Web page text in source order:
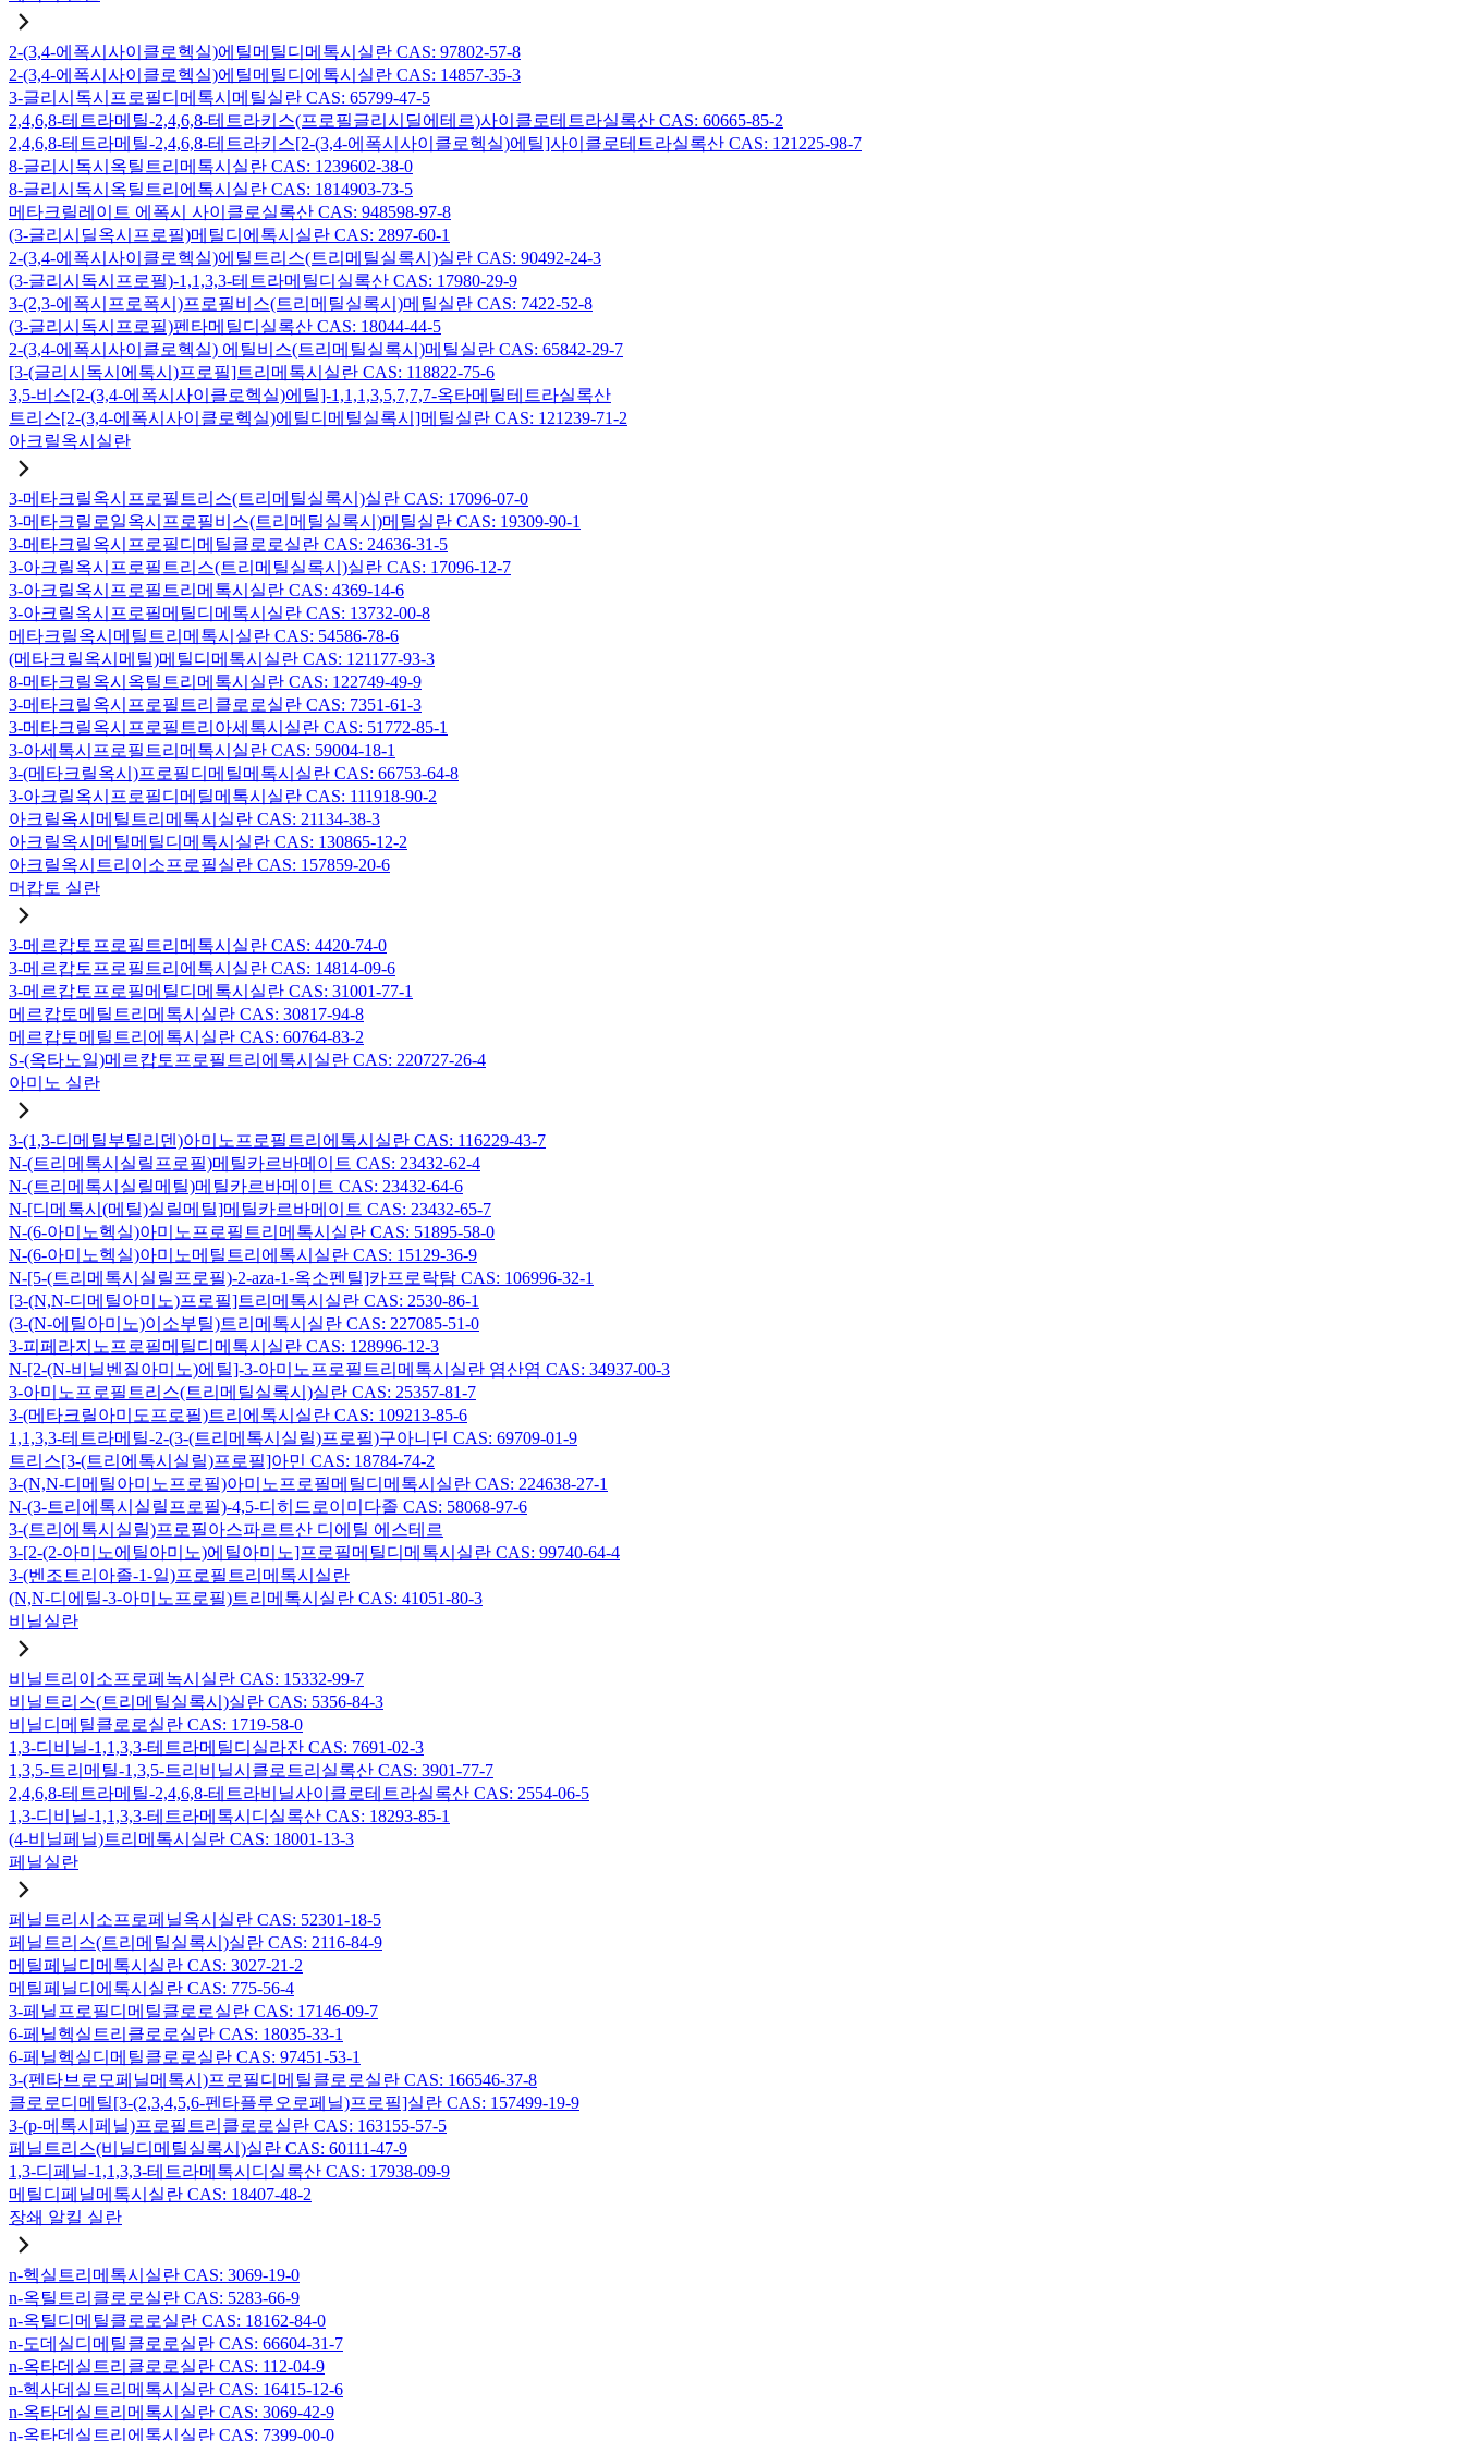
2-(3,4-에폭시사이클로헥실)에틸메틸디메톡시실란 CAS: 97802-57-8
2-(3,4-에폭시사이클로헥실)에틸메틸디에톡시실란 CAS: 14857-35-3
3-글리시독시프로필디메톡시메틸실란 CAS: 65799-47-5
2,4,6,8-테트라메틸-2,4,6,8-테트라키스(프로필글리시딜에테르)사이클로테트라실록산 CAS: 60665-85-2
2,4,6,8-테트라메틸-2,4,6,8-테트라키스[2-(3,4-에폭시사이클로헥실)에틸]사이클로테트라실록산 CAS: 121225-98-7
8-글리시독시옥틸트리메톡시실란 CAS: 1239602-38-0
8-글리시독시옥틸트리에톡시실란 CAS: 1814903-73-5
메타크릴레이트 에폭시 사이클로실록산 CAS: 948598-97-8
(3-글리시딜옥시프로필)메틸디에톡시실란 CAS: 2897-60-1
2-(3,4-에폭시사이클로헥실)에틸트리스(트리메틸실록시)실란 CAS: 90492-24-3
(3-글리시독시프로필)-1,1,3,3-테트라메틸디실록산 CAS: 17980-29-9
3-(2,3-에폭시프로폭시)프로필비스(트리메틸실록시)메틸실란 CAS: 7422-52-8
(3-글리시독시프로필)펜타메틸디실록산 CAS: 18044-44-5
2-(3,4-에폭시사이클로헥실) 에틸비스(트리메틸실록시)메틸실란 CAS: 65842-29-7
[3-(글리시독시에톡시)프로필]트리메톡시실란 CAS: 118822-75-6
3,5-비스[2-(3,4-에폭시사이클로헥실)에틸]-1,1,1,3,5,7,7,7-옥타메틸테트라실록산
트리스[2-(3,4-에폭시사이클로헥실)에틸디메틸실록시]메틸실란 CAS: 121239-71-2
아크릴옥시실란
3-메타크릴옥시프로필트리스(트리메틸실록시)실란 CAS: 17096-07-0
3-메타크릴로일옥시프로필비스(트리메틸실록시)메틸실란 CAS: 19309-90-1
3-메타크릴옥시프로필디메틸클로로실란 CAS: 24636-31-5
3-아크릴옥시프로필트리스(트리메틸실록시)실란 CAS: 17096-12-7
3-아크릴옥시프로필트리메톡시실란 CAS: 4369-14-6
3-아크릴옥시프로필메틸디메톡시실란 CAS: 13732-00-8
메타크릴옥시메틸트리메톡시실란 CAS: 54586-78-6
(메타크릴옥시메틸)메틸디메톡시실란 CAS: 121177-93-3
8-메타크릴옥시옥틸트리메톡시실란 CAS: 122749-49-9
3-메타크릴옥시프로필트리클로로실란 CAS: 7351-61-3
3-메타크릴옥시프로필트리아세톡시실란 CAS: 51772-85-1
3-아세톡시프로필트리메톡시실란 CAS: 59004-18-1
3-(메타크릴옥시)프로필디메틸메톡시실란 CAS: 66753-64-8
3-아크릴옥시프로필디메틸메톡시실란 CAS: 111918-90-2
아크릴옥시메틸트리메톡시실란 CAS: 21134-38-3
아크릴옥시메틸메틸디메톡시실란 CAS: 130865-12-2
아크릴옥시트리이소프로필실란 CAS: 157859-20-6
머캅토 실란
3-메르캅토프로필트리메톡시실란 CAS: 4420-74-0
3-메르캅토프로필트리에톡시실란 CAS: 14814-09-6
3-메르캅토프로필메틸디메톡시실란 CAS: 31001-77-1
메르캅토메틸트리메톡시실란 CAS: 30817-94-8
메르캅토메틸트리에톡시실란 CAS: 60764-83-2
S-(옥타노일)메르캅토프로필트리에톡시실란 CAS: 220727-26-4
아미노 실란
3-(1,3-디메틸부틸리덴)아미노프로필트리에톡시실란 CAS: 116229-43-7
N-(트리메톡시실릴프로필)메틸카르바메이트 CAS: 23432-62-4
N-(트리메톡시실릴메틸)메틸카르바메이트 CAS: 23432-64-6
N-[디메톡시(메틸)실릴메틸]메틸카르바메이트 CAS: 23432-65-7
N-(6-아미노헥실)아미노프로필트리메톡시실란 CAS: 51895-58-0
N-(6-아미노헥실)아미노메틸트리에톡시실란 CAS: 15129-36-9
N-[5-(트리메톡시실릴프로필)-2-aza-1-옥소펜틸]카프로락탐 CAS: 106996-32-1
[3-(N,N-디메틸아미노)프로필]트리메톡시실란 CAS: 2530-86-1
(3-(N-에틸아미노)이소부틸)트리메톡시실란 CAS: 227085-51-0
3-피페라지노프로필메틸디메톡시실란 CAS: 128996-12-3
N-[2-(N-비닐벤질아미노)에틸]-3-아미노프로필트리메톡시실란 염산염 CAS: 34937-00-3
3-아미노프로필트리스(트리메틸실록시)실란 CAS: 25357-81-7
3-(메타크릴아미도프로필)트리에톡시실란 CAS: 109213-85-6
1,1,3,3-테트라메틸-2-(3-(트리메톡시실릴)프로필)구아니딘 CAS: 69709-01-9
트리스[3-(트리에톡시실릴)프로필]아민 CAS: 18784-74-2
3-(N,N-디메틸아미노프로필)아미노프로필메틸디메톡시실란 CAS: 224638-27-1
N-(3-트리에톡시실릴프로필)-4,5-디히드로이미다졸 CAS: 58068-97-6
3-(트리에톡시실릴)프로필아스파르트산 디에틸 에스테르
3-[2-(2-아미노에틸아미노)에틸아미노]프로필메틸디메톡시실란 CAS: 99740-64-4
3-(벤조트리아졸-1-일)프로필트리메톡시실란
(N,N-디에틸-3-아미노프로필)트리메톡시실란 CAS: 41051-80-3
비닐실란
비닐트리이소프로페녹시실란 CAS: 15332-99-7
비닐트리스(트리메틸실록시)실란 CAS: 5356-84-3
비닐디메틸클로로실란 CAS: 1719-58-0
1,3-디비닐-1,1,3,3-테트라메틸디실라잔 CAS: 7691-02-3
1,3,5-트리메틸-1,3,5-트리비닐시클로트리실록산 CAS: 3901-77-7
2,4,6,8-테트라메틸-2,4,6,8-테트라비닐사이클로테트라실록산 CAS: 2554-06-5
1,3-디비닐-1,1,3,3-테트라메톡시디실록산 CAS: 18293-85-1
(4-비닐페닐)트리메톡시실란 CAS: 18001-13-3
페닐실란
페닐트리시소프로페닐옥시실란 CAS: 52301-18-5
페닐트리스(트리메틸실록시)실란 CAS: 2116-84-9
메틸페닐디메톡시실란 CAS: 3027-21-2
메틸페닐디에톡시실란 CAS: 775-56-4
3-페닐프로필디메틸클로로실란 CAS: 17146-09-7
6-페닐헥실트리클로로실란 CAS: 18035-33-1
6-페닐헥실디메틸클로로실란 CAS: 97451-53-1
3-(펜타브로모페닐메톡시)프로필디메틸클로로실란 CAS: 166546-37-8
클로로디메틸[3-(2,3,4,5,6-펜타플루오로페닐)프로필]실란 CAS: 157499-19-9
3-(p-메톡시페닐)프로필트리클로로실란 CAS: 163155-57-5
페닐트리스(비닐디메틸실록시)실란 CAS: 60111-47-9
1,3-디페닐-1,1,3,3-테트라메톡시디실록산 CAS: 17938-09-9
메틸디페닐메톡시실란 CAS: 18407-48-2
장쇄 알킬 실란
n-헥실트리메톡시실란 CAS: 3069-19-0
n-옥틸트리클로로실란 CAS: 5283-66-9
n-옥틸디메틸클로로실란 CAS: 18162-84-0
n-도데실디메틸클로로실란 CAS: 66604-31-7
n-옥타데실트리클로로실란 CAS: 112-04-9
n-헥사데실트리메톡시실란 CAS: 16415-12-6
n-옥타데실트리메톡시실란 CAS: 3069-42-9
n-옥타데실트리에톡시실란 CAS: 7399-00-0